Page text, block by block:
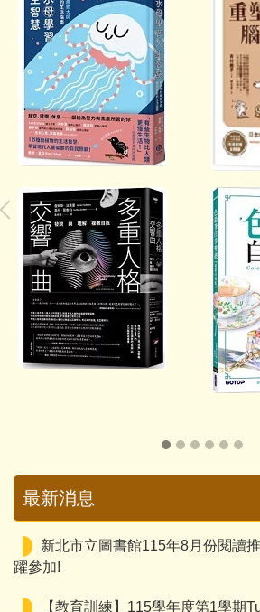
最新消息
新北市立圖書館115年8月份閱讀
躍參加!
【教育訓練】115學年度第1學期